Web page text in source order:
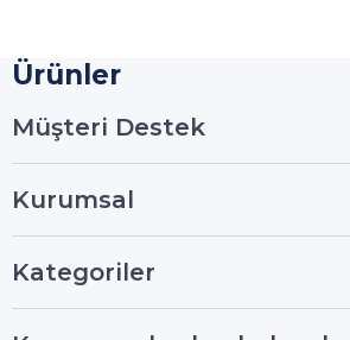
Ürünler
Müşteri Destek
Kurumsal
Kategoriler